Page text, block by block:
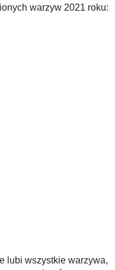
warzyw 2021 roku:
lubi wszystkie warzywa,